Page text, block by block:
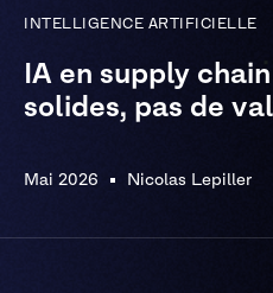
INTELLIGENCE ARTIFICIELLE
IA en supply
solides, pas de
Mai 2026 Nicolas Lepiller